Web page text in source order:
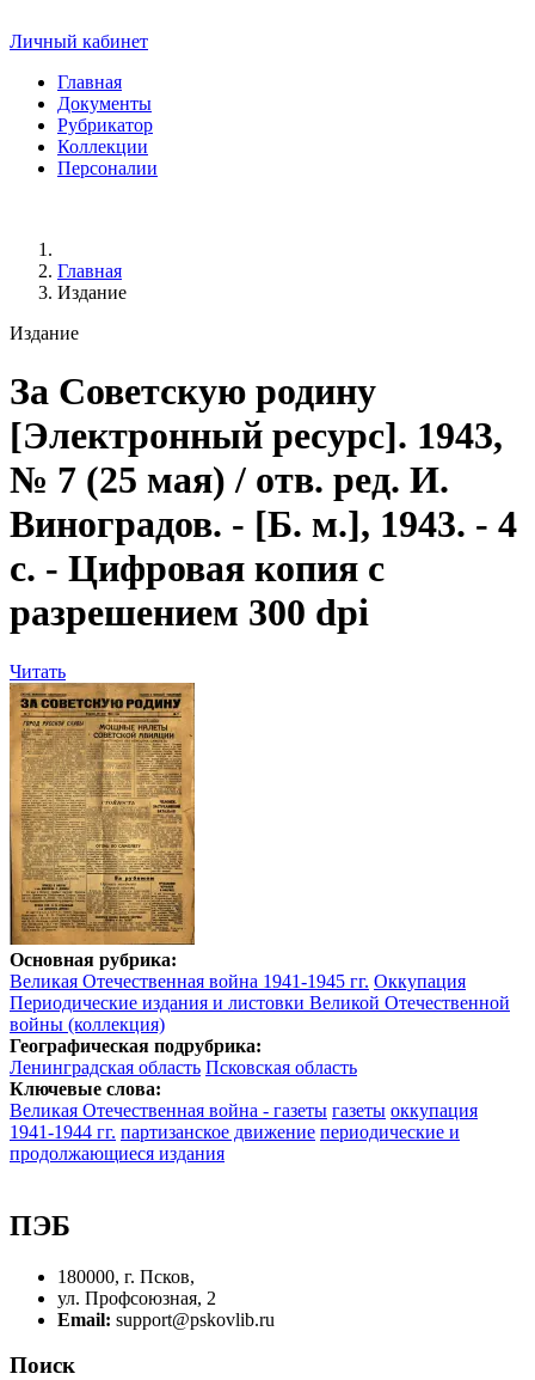
Личный кабинет
Главная
Документы
Рубрикатор
Коллекции
Персоналии
Главная
Издание
Издание
За Советскую родину
[Электронный ресурс]. 1943,
№ 7 (25 мая) / отв. ред. И.
Виноградов. - [Б. м.], 1943. - 4
с. - Цифровая копия с
разрешением 300 dpi
Читать
Основная рубрика:
Великая Отечественная война 1941-1945 гг. Оккупация
Периодические издания и листовки Великой Отечественной
войны (коллекция)
Географическая подрубрика:
Ленинградская область Псковская область
Ключевые слова:
Великая Отечественная война - газеты газеты оккупация
1941-1944 гг. партизанское движение периодические и
продолжающиеся издания
ПЭБ
180000, г. Псков,
ул. Профсоюзная, 2
Email: support@pskovlib.ru
Поиск